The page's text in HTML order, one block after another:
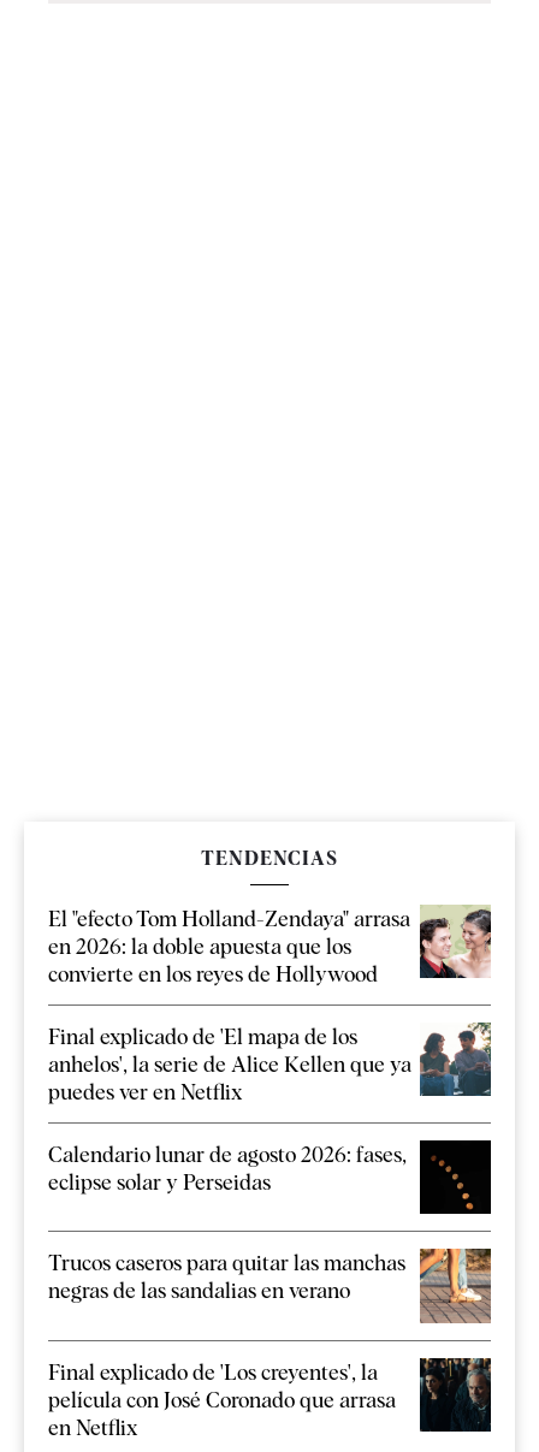
TENDENCIAS
El "efecto Tom Holland-Zendaya" arrasa
en 2026: la doble apuesta que los
convierte en los reyes de Hollywood
Final explicado de 'El mapa de los
anhelos', la serie de Alice Kellen que ya
puedes ver en Netflix
Calendario lunar de agosto 2026: fases,
eclipse solar y Perseidas
Trucos caseros para quitar las manchas
negras de las sandalias en verano
Final explicado de 'Los creyentes', la
película con José Coronado que arrasa
en Netflix